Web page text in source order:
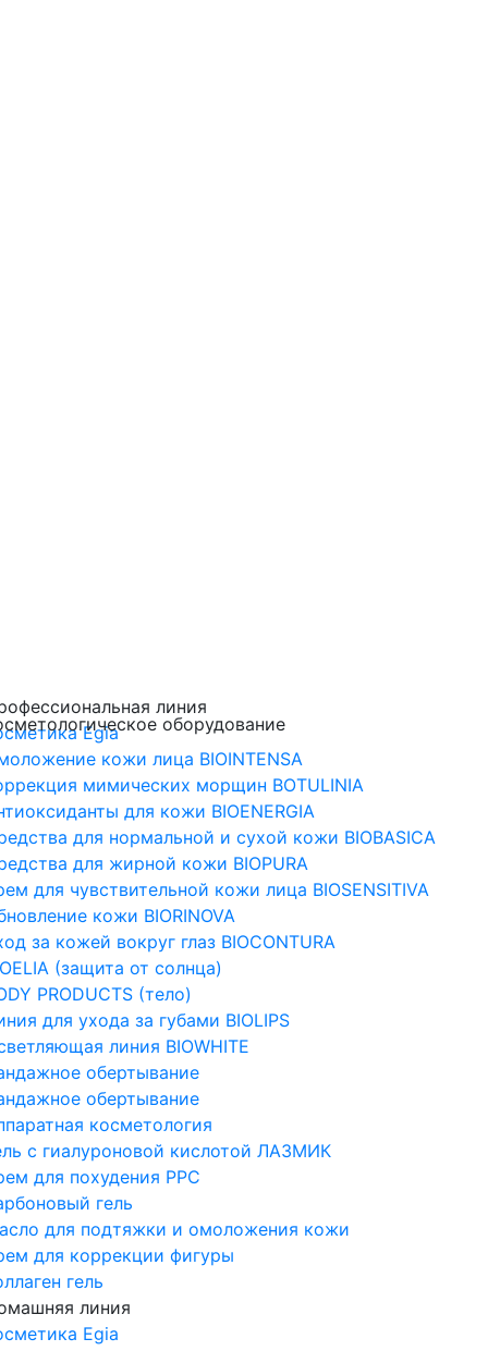
линия
Egia
кожи лица BIOINTENSA
мимических морщин BOTULINIA
для кожи BIOENERGIA
для нормальной и сухой кожи BIOBASICA
для жирной кожи BIOPURA
для чувствительной кожи лица BIOSENSITIVA
кожи BIORINOVA
за кожей вокруг глаз BIOCONTURA
(защита от солнца)
PRODUCTS (тело)
для ухода за губами BIOLIPS
линия BIOWHITE
обертывание
обертывание
косметология
с гиалуроновой кислотой ЛАЗМИК
для похудения PPC
гель
для подтяжки и омоложения кожи
для коррекции фигуры
гель
линия
Egia
оборудование